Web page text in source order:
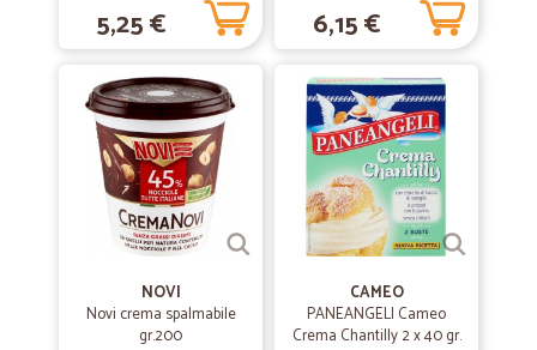
5,25 € 6,15 €
NOVI
Novi crema spalmabile
gr.200
CAMEO
PANEANGELI Cameo
Crema Chantilly 2 x 40 gr.